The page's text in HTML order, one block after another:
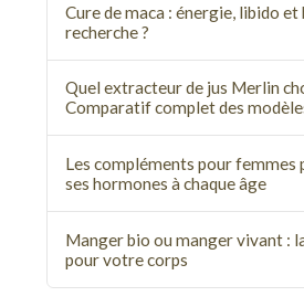
Cure de maca : énergie, libido et
recherche ?
Quel extracteur de jus Merlin
Comparatif complet des
Les compléments pour femmes
ses hormones à chaque âge
Manger bio ou manger vivant :
pour votre corps